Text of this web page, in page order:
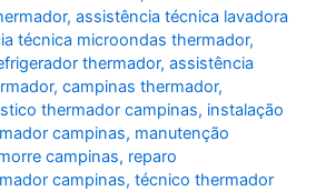
,assistência técnica lavadora
técnica microondas thermador,
thermador,assistência
,campinas thermador,
thermador campinas, instalação
campinas, manutenção
campinas, reparo
campinas,técnico thermador